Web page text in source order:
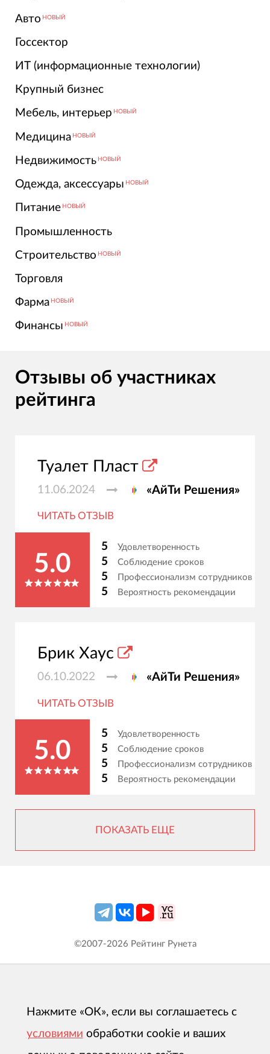
Авто НОВЫЙ
Госсектор
ИТ (информационные технологии)
Крупный бизнес
Мебель, интерьер НОВЫЙ
Медицина НОВЫЙ
Недвижимость НОВЫЙ
Одежда, аксессуары НОВЫЙ
Питание НОВЫЙ
Промышленность
Строительство НОВЫЙ
Торговля
Фарма НОВЫЙ
Финансы НОВЫЙ
Отзывы об участниках
рейтинга
Туалет Пласт
11.06.2024 «АйТи Решения»
ЧИТАТЬ ОТЗЫВ
5.0
5 Удовлетворенность
5 Соблюдение сроков
5 Профессионализм сотрудников
5 Вероятность рекомендации
Брик Хаус
06.10.2022 «АйТи Решения»
ЧИТАТЬ ОТЗЫВ
5.0
5 Удовлетворенность
5 Соблюдение сроков
5 Профессионализм сотрудников
5 Вероятность рекомендации
ПОКАЗАТЬ ЕЩЕ
©2007-2026 Рейтинг Рунета
Нажмите «ОК», если вы соглашаетесь с
условиями обработки cookie и ваших